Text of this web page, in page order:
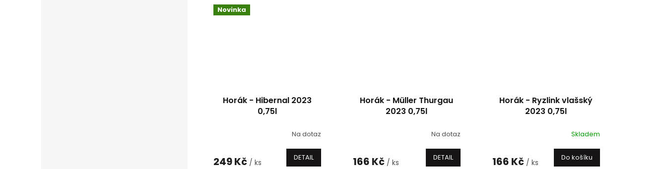
Novinka
Horák - Hibernal 2023
0,75l
Na dotaz
249 Kč / ks
DETAIL
Horák - Müller Thurgau
2023 0,75l
je
Na dotaz
166 Kč / ks
DETAIL
Horák - Ryzlink vlašský
2023 0,75l
Skladem
166 Kč / ks
Do košíku